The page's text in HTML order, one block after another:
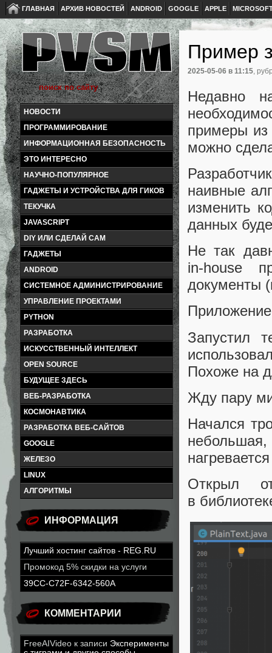
ГЛАВНАЯ АРХИВ НОВОСТЕЙ ANDROID GOOGLE APPLE
НОВОСТИ
ПРОГРАММИРОВАНИЕ
ИНФОРМАЦИОННАЯ БЕЗОПАСНОСТЬ
ЭТО ИНТЕРЕСНО
НАУЧНО-ПОПУЛЯРНОЕ
ГАДЖЕТЫ И УСТРОЙСТВА ДЛЯ ГИКОВ
ТЕКУЧКА
JAVASCRIPT
DIY ИЛИ СДЕЛАЙ САМ
ГАДЖЕТЫ
ANDROID
СИСТЕМНОЕ АДМИНИСТРИРОВАНИЕ
УПРАВЛЕНИЕ ПРОЕКТАМИ
PYTHON
РАЗРАБОТКА
ИСКУССТВЕННЫЙ ИНТЕЛЛЕКТ
OPEN SOURCE
БУДУЩЕЕ ЗДЕСЬ
ВЕБ-РАЗРАБОТКА
КОСМОНАВТИКА
РАЗРАБОТКА ВЕБ-САЙТОВ
GOOGLE
ЖЕЛЕЗО
LINUX
АЛГОРИТМЫ
ИНФОРМАЦИЯ
Лучший хостинг сайтов - REG.RU
Промокод 5% скидки на услуги
39CC-C72F-6342-560A
КОММЕНТАРИИ
FreeAIVideo к записи Эксперименты
Пример
2025-05-06 в 11:15,
Недавно
примеры из
можно
наивные
изменить
данных
Не так
in‑house
документы
Запустил
Похоже на
Жду пару
Начался
Открыл
в